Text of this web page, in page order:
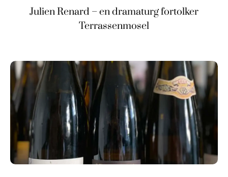
Julien Renard – en dramaturg fortolker
Terrassenmosel